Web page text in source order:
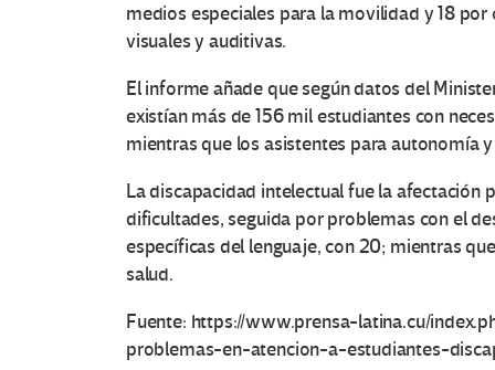
medios especiales para la movilidad y 18
visuales y auditivas.
El informe añade que según datos del
existían más de 156 mil estudiantes con
mientras que los asistentes para autonomía
La discapacidad intelectual fue la
dificultades, seguida por problemas con el
específicas del lenguaje, con 20; mientras
salud.
Fuente: https://www.prensa-latina.cu/
problemas-en-atencion-a-estudiantes-